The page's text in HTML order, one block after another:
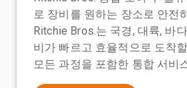
로 장비를 원하는 장소로 안전
Ritchie Bros.는 국경, 대륙, 바
비가 빠르고 효율적으로 도착
모든 과정을 포함한 통합 서비